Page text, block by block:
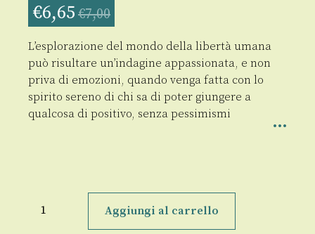
€6,65 €7,00
L’esplorazione del mondo della libertà umana
può risultare un’indagine appassionata, e non
priva di emozioni, quando venga fatta con lo
spirito sereno di chi sa di poter giungere a
qualcosa di positivo, senza pessimismi
del
Aggiungi al carrello